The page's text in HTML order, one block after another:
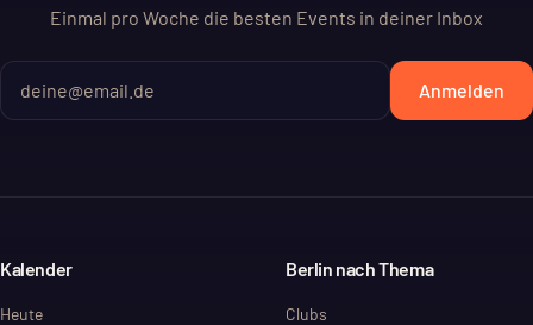
Einmal pro Woche die besten Events in deiner Inbox
Anmelden
Kalender
Heute
Berlin nach Thema
Clubs